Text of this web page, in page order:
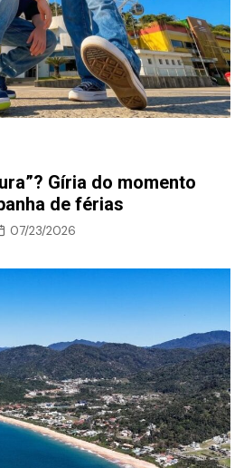
Gíria do momento
de férias
07/23/2026